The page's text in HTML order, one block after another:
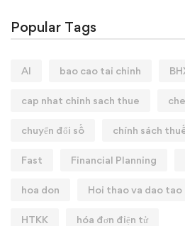
Popular Tags
AI bao cao tai chinh
cap nhat chinh sach thue
chuyển đổi số chính sách
Fast Financial Planning
hoa don Hoi thao va dao tao
HTKK hóa đơn điện tử